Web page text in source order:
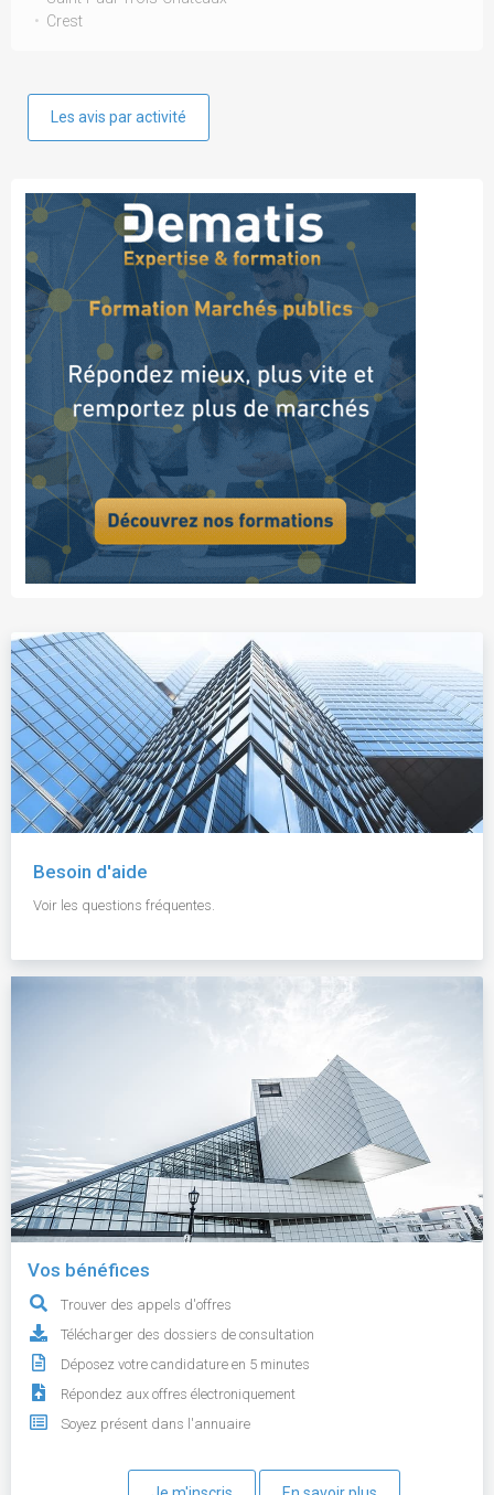
Crest
Les avis par activité
Besoin d'aide
Voir les questions fréquentes.
Vos bénéfices
Trouver des appels d'offres
Télécharger des dossiers de consultation
Déposez votre candidature en 5 minutes
Répondez aux offres électroniquement
Soyez présent dans l'annuaire